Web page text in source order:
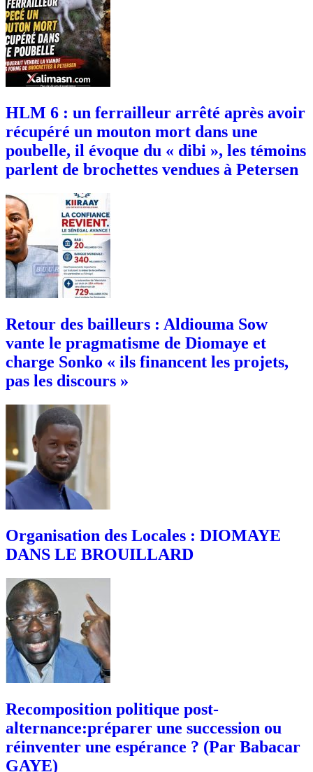
HLM 6 : un ferrailleur arrêté après avoir
récupéré un mouton mort dans une
poubelle, il évoque du « dibi », les témoins
parlent de brochettes vendues à Petersen
Retour des bailleurs : Aldiouma Sow
vante le pragmatisme de Diomaye et
charge Sonko « ils financent les projets,
pas les discours »
Organisation des Locales : DIOMAYE
DANS LE BROUILLARD
Recomposition politique post-
alternance:préparer une succession ou
réinventer une espérance ? (Par Babacar
GAYE)